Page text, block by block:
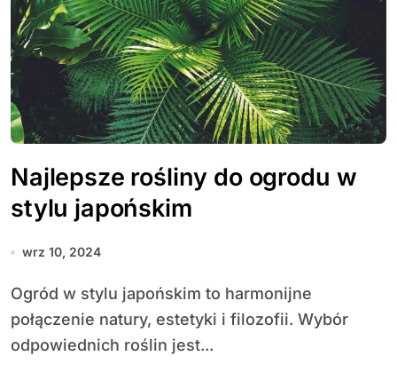
Najlepsze rośliny do ogrodu w
stylu japońskim
wrz 10, 2024
Ogród w stylu japońskim to harmonijne
połączenie natury, estetyki i filozofii. Wybór
odpowiednich roślin jest...